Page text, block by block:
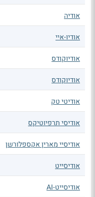
אודיה
אודיו-איי
אודיוקודס
אודיוקודס
אודיטי טק
אודיסי תרפיוטיקס
אודיסיי מארין אקספלורשן
אודיסייט
אודיסייט-AI